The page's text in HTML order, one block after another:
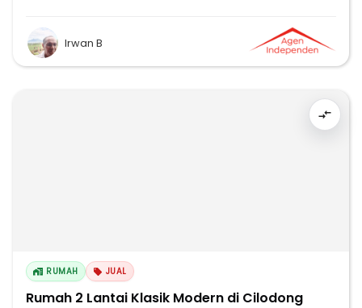
Irwan B
RUMAH JUAL
Rumah 2 Lantai Klasik Modern di Cilodong